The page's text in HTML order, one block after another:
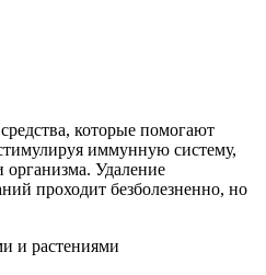
которые помогают
иммунную систему,
Удаление
проходит безболезненно, но